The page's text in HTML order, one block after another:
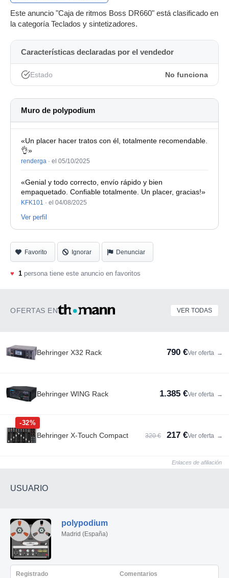
Este anuncio "Caja de ritmos Boss DR660" está clasificado en
la categoría Teclados y sintetizadores.
Características declaradas por el vendedor
Estado No funciona
Muro de polypodium
«Un placer hacer tratos con él, totalmente recomendable.
👌»
renderga · el 05/10/2025
«Genial y todo correcto, envío rápido y bien
empaquetado. Confiable totalmente. Un placer, gracias!»
KFK101 · el 04/08/2025
Ver perfil
Favorito Ignorar Denunciar
♥ 1 persona tiene este anuncio en favoritos
OFERTAS EN VER TODAS
Behringer X32 Rack 790 €Ver oferta →
Behringer WING Rack 1.385 €Ver oferta →
-32%
Behringer X-Touch Compact 320 € 217 €Ver oferta →
Enlaces de afiliación
USUARIO
polypodium
Madrid (España)
Registrado Comentarios